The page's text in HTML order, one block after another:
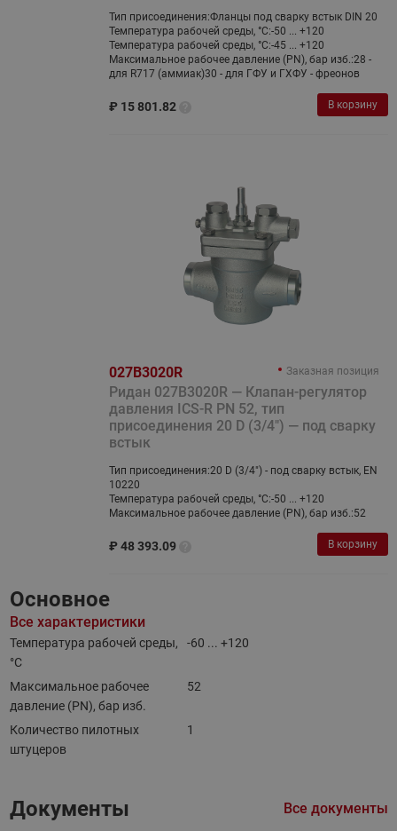
Тип присоединения:Фланцы под сварку встык DIN 20
Температура рабочей среды, °С:-50 ... +120
Температура рабочей среды, °С:-45 ... +120
Максимальное рабочее давление (PN), бар изб.:28 -
для R717 (аммиак)30 - для ГФУ и ГХФУ - фреонов
₽ 15 801.82 В корзину
027B3020R
Ридан 027B3020R — Клапан-регулятор
давления ICS-R PN 52, тип
присоединения 20 D (3/4") — под сварку
встык
Тип присоединения:20 D (3/4") - под сварку встык, EN
10220
Температура рабочей среды, °С:-50 ... +120
Максимальное рабочее давление (PN), бар изб.:52
₽ 48 393.09
Заказная позиция
В корзину
Основное
Все характеристики
Температура рабочей среды,
°С
-60 ... +120
Максимальное рабочее
давление (PN), бар изб.
52
Количество пилотных
штуцеров
1
Документы Все документы